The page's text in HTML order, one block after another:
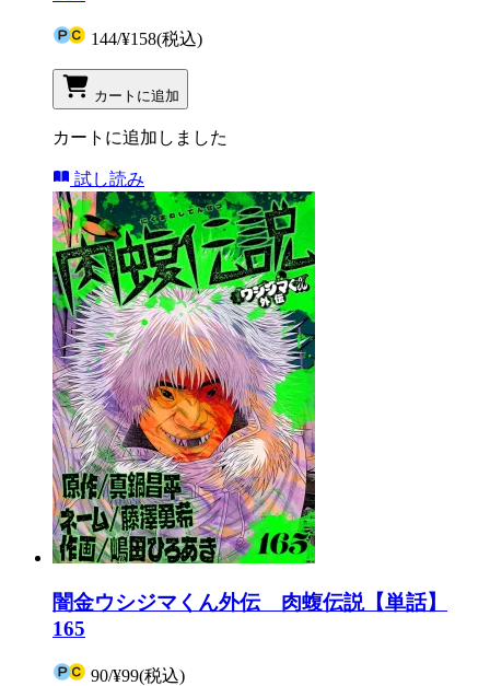
144/¥158(税込)
カートに追加
カートに追加しました
試し読み
闇金ウシジマくん外伝 肉蝮伝説【単話】
165
90/¥99(税込)